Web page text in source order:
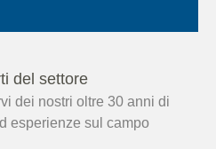
del settore
dei nostri oltre 30 anni di
esperienze sul campo